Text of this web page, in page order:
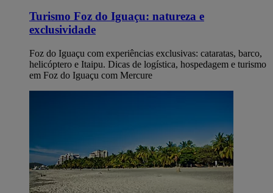
Turismo Foz do Iguaçu: natureza e
exclusividade
Foz do Iguaçu com experiências exclusivas: cataratas, barco,
helicóptero e Itaipu. Dicas de logística, hospedagem e turismo
em Foz do Iguaçu com Mercure